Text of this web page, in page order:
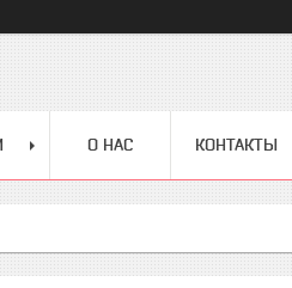
О НАС КОНТАКТЫ